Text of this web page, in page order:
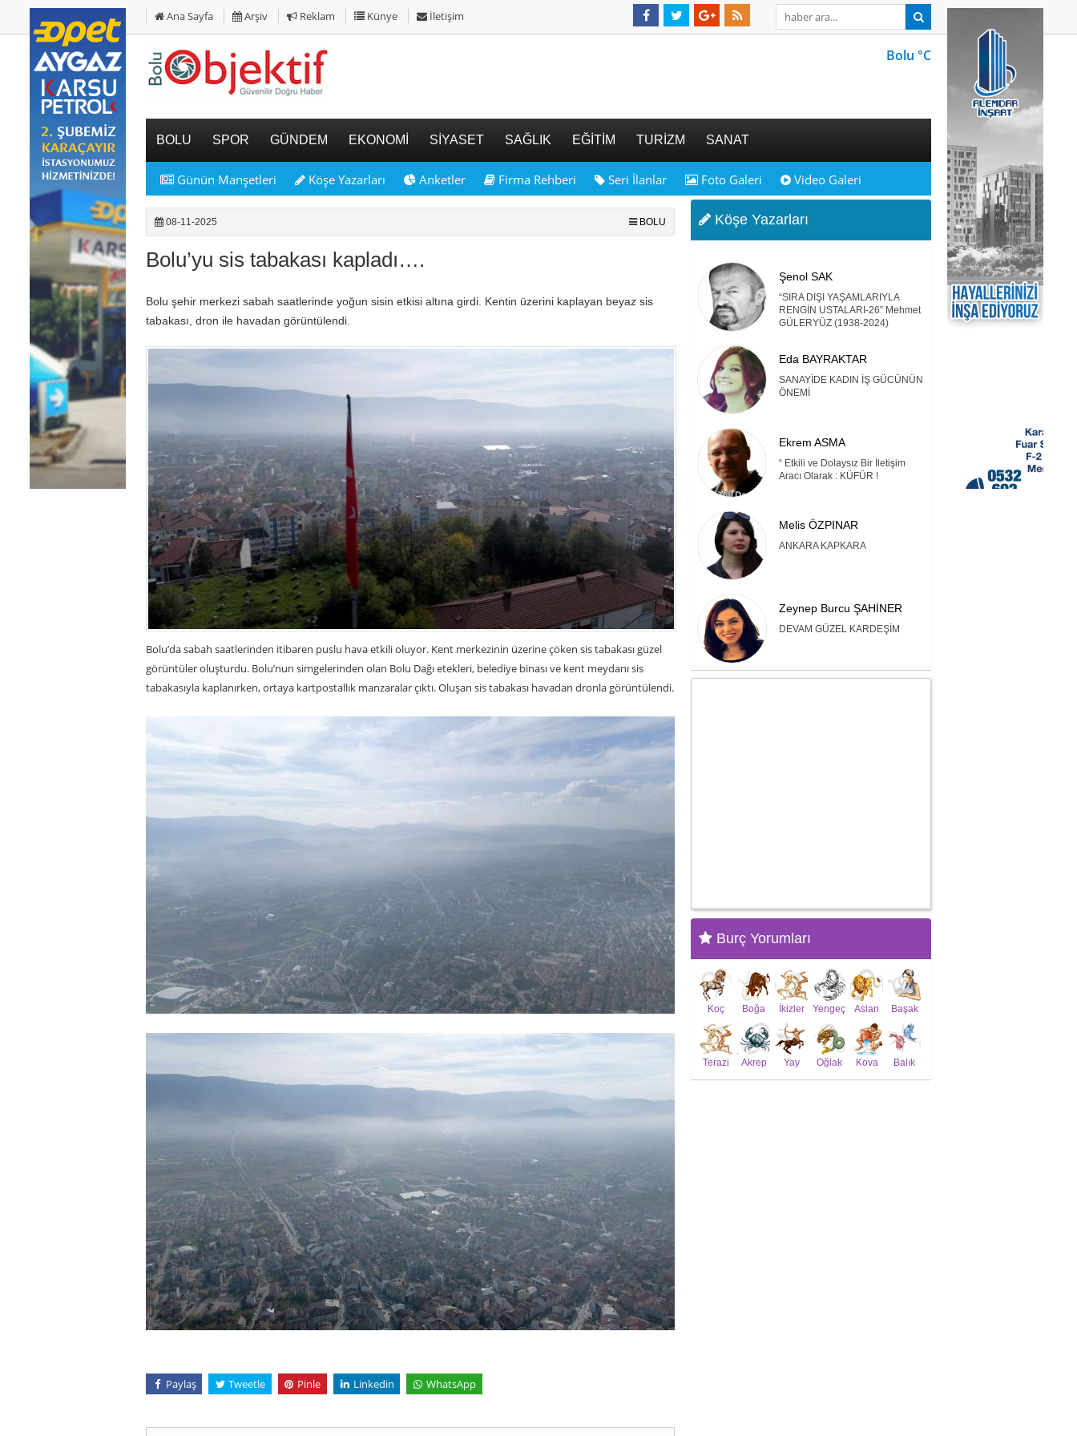
Ana Sayfa Arşiv Reklam Künye İletişim
Bolu °C
BOLU SPOR GÜNDEM EKONOMİ SİYASET SAĞLIK EĞİTİM TURİZM SANAT
Günün Manşetleri Köşe Yazarları Anketler Firma Rehberi Seri İlanlar Foto Galeri Video Galeri
08-11-2025 BOLU
Bolu’yu sis tabakası kapladı….
Bolu şehir merkezi sabah saatlerinde yoğun sisin etkisi altına girdi. Kentin üzerini kaplayan beyaz sis
tabakası, dron ile havadan görüntülendi.
Bolu’da sabah saatlerinden itibaren puslu hava etkili oluyor. Kent merkezinin üzerine çöken sis tabakası güzel
görüntüler oluşturdu. Bolu’nun simgelerinden olan Bolu Dağı etekleri, belediye binası ve kent meydanı sis
tabakasıyla kaplanırken, ortaya kartpostallık manzaralar çıktı. Oluşan sis tabakası havadan dronla görüntülendi.
Paylaş Tweetle Pinle Linkedin WhatsApp
Köşe Yazarları
Şenol SAK
“SIRA DIŞI YAŞAMLARIYLA
RENGİN USTALARI-26” Mehmet
GÜLERYÜZ (1938-2024)
Eda BAYRAKTAR
SANAYİDE KADIN İŞ GÜCÜNÜN
ÖNEMİ
Ekrem ASMA
“ Etkili ve Dolaysız Bir İletişim
Aracı Olarak : KÜFÜR !
Melis ÖZPINAR
ANKARA KAPKARA
Zeynep Burcu ŞAHİNER
DEVAM GÜZEL KARDEŞİM
Burç Yorumları
Koç Boğa İkizler Yengeç Aslan Başak
Terazi Akrep Yay Oğlak Kova Balık